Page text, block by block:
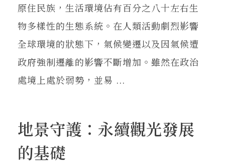
原住民族，生活環境佔有百分之八十左右生
物多樣性的生態系統。在人類活動劇烈影響
全球環境的狀態下，氣候變遷以及因氣候遭
政府強制遷離的影響不斷增加。雖然在政治
處境上處於弱勢，並易 ...
地景守護：永續觀光發展
的基礎